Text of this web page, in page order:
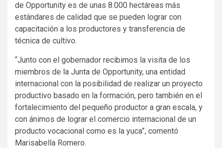
de Opportunity es de unas 8.000 hectáreas más
estándares de calidad que se pueden lograr con
capacitación a los productores y transferencia de
técnica de cultivo.
“Junto con el gobernador recibimos la visita de los
miembros de la Junta de Opportunity, una entidad
internacional con la posibilidad de realizar un proyecto
productivo basado en la formación, pero también en el
fortalecimiento del pequeño productor a gran escala, y
con ánimos de lograr el comercio internacional de un
producto vocacional como es la yuca”, comentó
Marisabella Romero.